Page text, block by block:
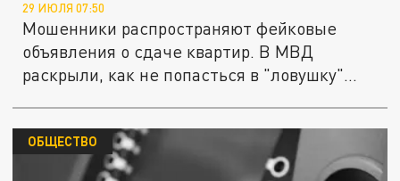
29 ИЮЛЯ 07:50
Мошенники распространяют фейковые
объявления о сдаче квартир. В МВД
раскрыли, как не попасться в "ловушку"
ОБЩЕСТВО